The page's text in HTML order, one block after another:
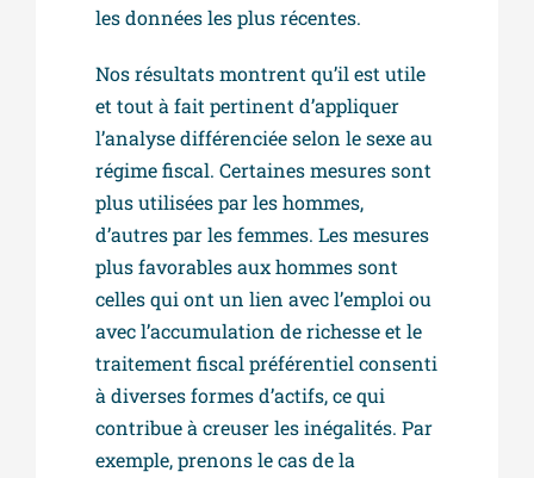
les données les plus récentes.
Nos résultats montrent qu’il est utile
et tout à fait pertinent d’appliquer
l’analyse différenciée selon le sexe au
régime fiscal. Certaines mesures sont
plus utilisées par les hommes,
d’autres par les femmes. Les mesures
plus favorables aux hommes sont
celles qui ont un lien avec l’emploi ou
avec l’accumulation de richesse et le
traitement fiscal préférentiel consenti
à diverses formes d’actifs, ce qui
contribue à creuser les inégalités. Par
exemple, prenons le cas de la